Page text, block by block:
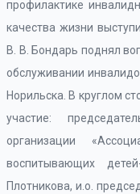
профилактике
качества жизни
В. В. Бондарь поднял
обслуживании
Норильска. В круглом
участие:
организации
воспитывающих
Плотникова, и.о.